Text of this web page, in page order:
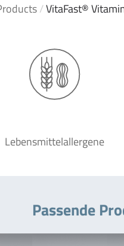
/VitaFast®
Lebensmittelallergene
Passende